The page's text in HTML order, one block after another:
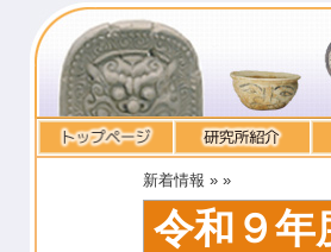
新着情報 » »
令和９年